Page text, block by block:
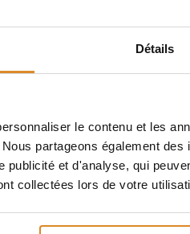
Détails
le contenu et les
partageons également
publicité et d'analyse, qui
collectées lors de votre
EMS,
avec la